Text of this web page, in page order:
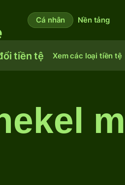
Cá nhân Nền tảng
tiền tệ Xem các loại tiền tệ